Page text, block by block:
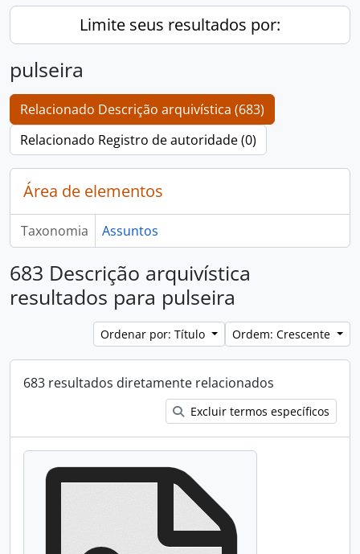
Limite seus resultados por:
pulseira
Relacionado Descrição arquivística (683)
Relacionado Registro de autoridade (0)
Área de elementos
Taxonomia Assuntos
683 Descrição arquivística
resultados para pulseira
Ordenar por: Título Ordem: Crescente
683 resultados diretamente relacionados
Excluir termos específicos